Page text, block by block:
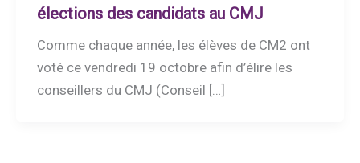
élections des candidats au CMJ
Comme chaque année, les élèves de CM2 ont
voté ce vendredi 19 octobre afin d’élire les
conseillers du CMJ (Conseil […]